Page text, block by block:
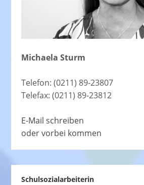
Michaela Sturm
Telefon: (0211) 89-23807
Telefax: (0211) 89-23812
E-Mail schreiben
oder vorbei kommen
Schulsozialarbeiterin